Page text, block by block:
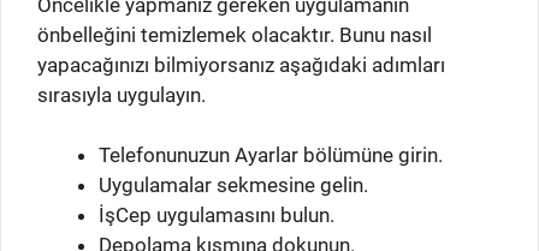
önbelleğini temizlemek olacaktır. Bunu nasıl
yapacağınızı bilmiyorsanız aşağıdaki adımları
sırasıyla uygulayın.
Telefonunuzun Ayarlar bölümüne girin.
Uygulamalar sekmesine gelin.
İşCep uygulamasını bulun.
Depolama kısmına dokunun.